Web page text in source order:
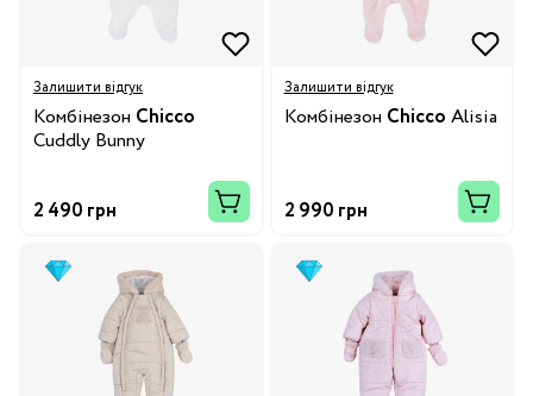
Залишити відгук
Комбінезон Chicco
Cuddly Bunny
2 490 грн
Залишити відгук
Комбінезон Chicco Alisia
2 990 грн